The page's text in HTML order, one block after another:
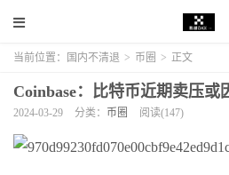
当前位置： 国内不清退 > 币圈 > 正文
Coinbase：比特币近期卖压或
2024-03-29 分类： 币圈 阅读(147)